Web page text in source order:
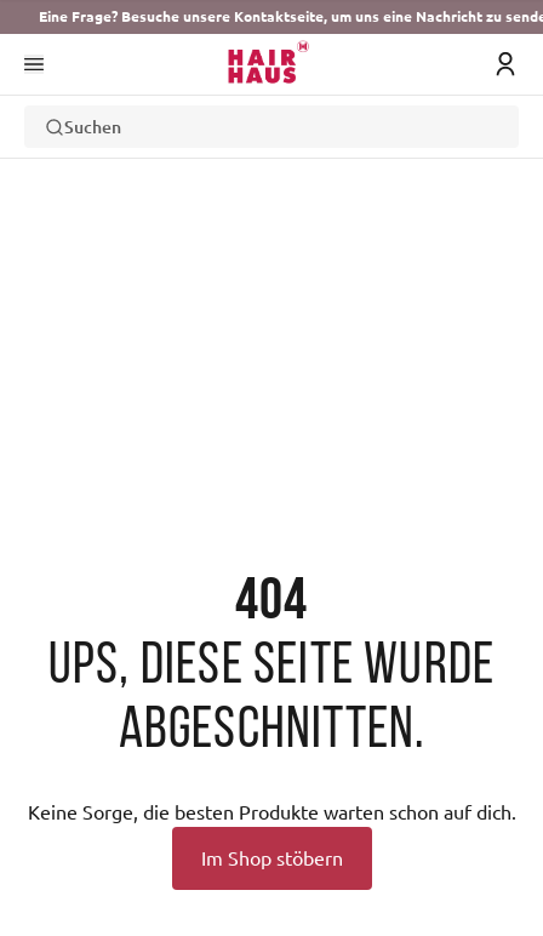
Eine Frage? Besuche unsere Kontaktseite, um uns eine Nachricht zu
Suchen
404
Ups, diese Seite wurde
abgeschnitten.
Keine Sorge, die besten Produkte warten schon auf dich.
Im Shop stöbern